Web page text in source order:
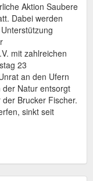
Aktion Saubere
Dabei werden
mit zahlreichen
23
an den Ufern
Natur entsorgt
Brucker Fischer.
sinkt seit